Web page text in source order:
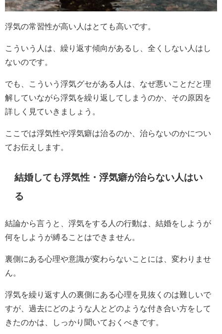
浮気の常習性が高い人はとても高いです。
こういう人は、繰り返す傾向があるし、全くしない人はし
ないのです。
でも、こういう浮気グセがある人は、なぜ悪いことだと理
解していながら浮気を繰り返してしまうのか、その原因を
詳しく見ていきましょう。
ここでは浮気性や浮気癖は治るのか、治らないのかについ
てお伝えします。
結婚しても浮気性・浮気癖が治らない人はい
る
結論から言うと、浮気をする人の行動は、結婚をしようが
何をしようが縛ることはできません。
裏側にある心理や意識が変わらないことには、変わりませ
ん。
浮気を繰り返す人の裏側にある心理を見抜くのは難しいで
すが、過去にどのような人とどのような付き合い方をして
きたのかは、しっかり聞いておくべきです。